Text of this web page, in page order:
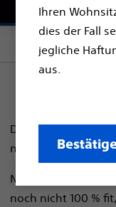
Ihren
dies der Fall
jegliche
aus.
Section menu
Die
nicht viel..... und
Nach sechs
noch nicht 100 %